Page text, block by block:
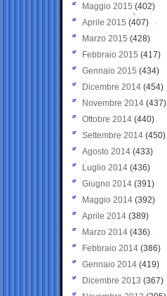
Maggio 2015 (402)
Aprile 2015 (407)
Marzo 2015 (428)
Febbraio 2015 (417)
Gennaio 2015 (434)
Dicembre 2014 (454)
Novembre 2014 (437)
Ottobre 2014 (440)
Settembre 2014 (450)
Agosto 2014 (433)
Luglio 2014 (436)
Giugno 2014 (391)
Maggio 2014 (392)
Aprile 2014 (389)
Marzo 2014 (436)
Febbraio 2014 (386)
Gennaio 2014 (419)
Dicembre 2013 (367)